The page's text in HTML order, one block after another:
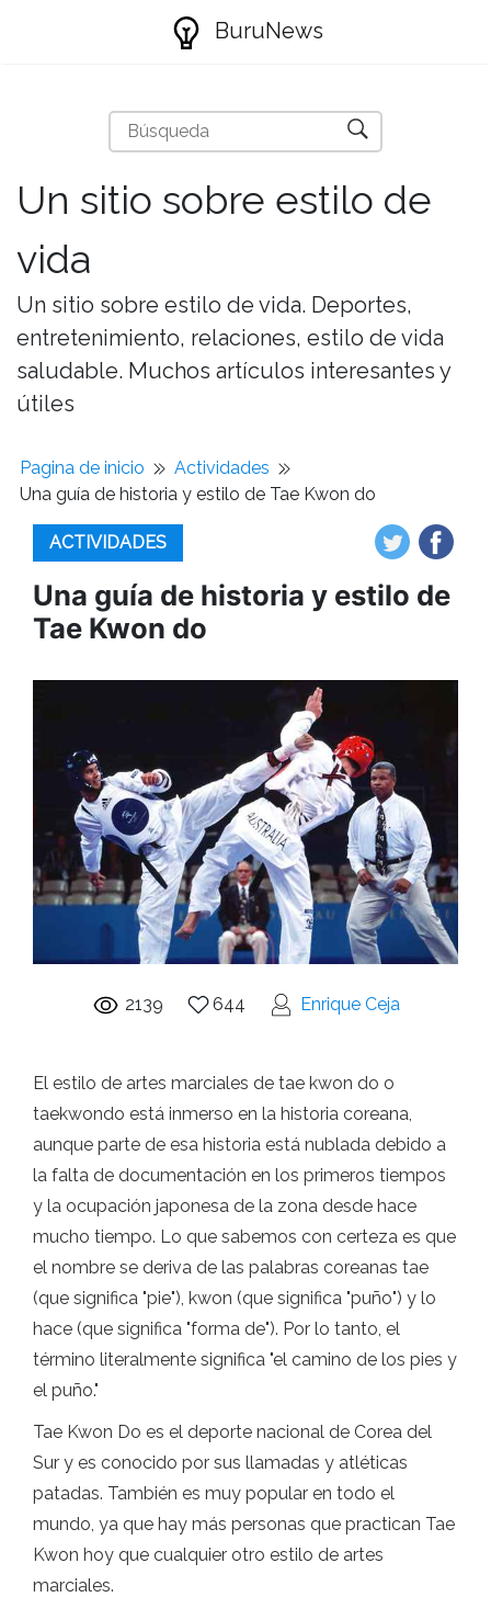
BuruNews
Un sitio sobre estilo de
vida
Un sitio sobre estilo de vida. Deportes,
entretenimiento, relaciones, estilo de vida
saludable. Muchos artículos interesantes y
útiles
Pagina de inicio
Actividades
Una guía de historia y estilo de Tae Kwon do
ACTIVIDADES
Una guía de historia y estilo de
Tae Kwon do
2139 644 Enrique Ceja
El estilo de artes marciales de tae kwon do o
taekwondo está inmerso en la historia coreana,
aunque parte de esa historia está nublada debido a
la falta de documentación en los primeros tiempos
y la ocupación japonesa de la zona desde hace
mucho tiempo. Lo que sabemos con certeza es que
el nombre se deriva de las palabras coreanas tae
(que significa "pie"), kwon (que significa "puño") y lo
hace (que significa "forma de"). Por lo tanto, el
término literalmente significa "el camino de los pies y
el puño."
Tae Kwon Do es el deporte nacional de Corea del
Sur y es conocido por sus llamadas y atléticas
patadas. También es muy popular en todo el
mundo, ya que hay más personas que practican Tae
Kwon hoy que cualquier otro estilo de artes
marciales.